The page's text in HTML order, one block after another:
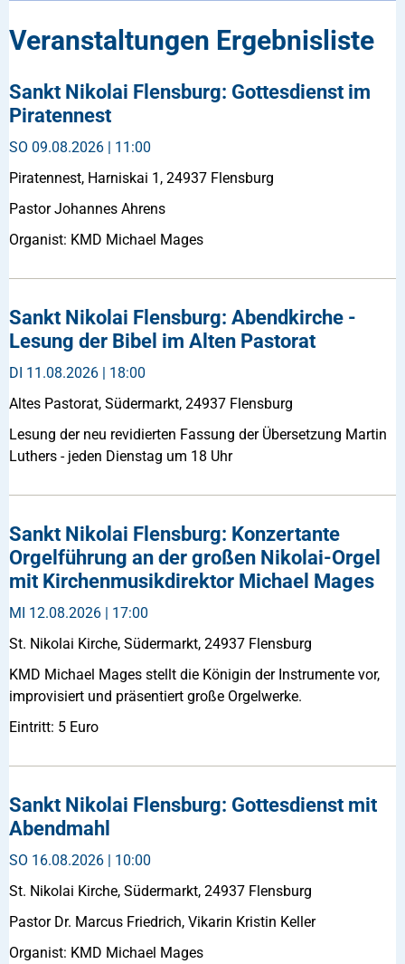
Veranstaltungen Ergebnisliste
Sankt Nikolai Flensburg: Gottesdienst im
Piratennest
SO 09.08.2026 | 11:00
Piratennest, Harniskai 1, 24937 Flensburg
Pastor Johannes Ahrens
Organist: KMD Michael Mages
Sankt Nikolai Flensburg: Abendkirche -
Lesung der Bibel im Alten Pastorat
DI 11.08.2026 | 18:00
Altes Pastorat, Südermarkt, 24937 Flensburg
Lesung der neu revidierten Fassung der Übersetzung Martin
Luthers - jeden Dienstag um 18 Uhr
Sankt Nikolai Flensburg: Konzertante
Orgelführung an der großen Nikolai-Orgel
mit Kirchenmusikdirektor Michael Mages
MI 12.08.2026 | 17:00
St. Nikolai Kirche, Südermarkt, 24937 Flensburg
KMD Michael Mages stellt die Königin der Instrumente vor,
improvisiert und präsentiert große Orgelwerke.
Eintritt: 5 Euro
Sankt Nikolai Flensburg: Gottesdienst mit
Abendmahl
SO 16.08.2026 | 10:00
St. Nikolai Kirche, Südermarkt, 24937 Flensburg
Pastor Dr. Marcus Friedrich, Vikarin Kristin Keller
Organist: KMD Michael Mages